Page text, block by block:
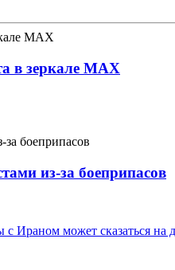
в зеркале MAX
из-за боеприпасов
с Ираном может сказаться